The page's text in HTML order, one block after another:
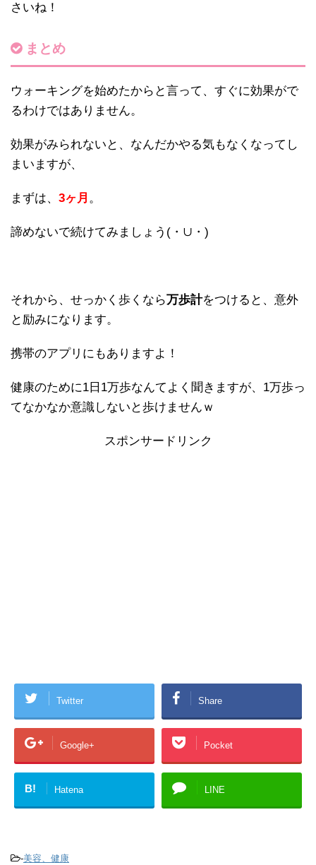
さいね！
まとめ
ウォーキングを始めたからと言って、すぐに効果がで
るわけではありません。
効果がみられないと、なんだかやる気もなくなってし
まいますが、
まずは、 3ヶ月 。
諦めないで続けてみましょう(・∪・)
それから、せっかく歩くなら万歩計をつけると、意外
と励みになります。
携帯のアプリにもありますよ！
健康のために1日1万歩なんてよく聞きますが、1万歩っ
てなかなか意識しないと歩けませんｗ
スポンサードリンク
Twitter Share
Google+ Pocket
B! Hatena LINE
-美容、健康